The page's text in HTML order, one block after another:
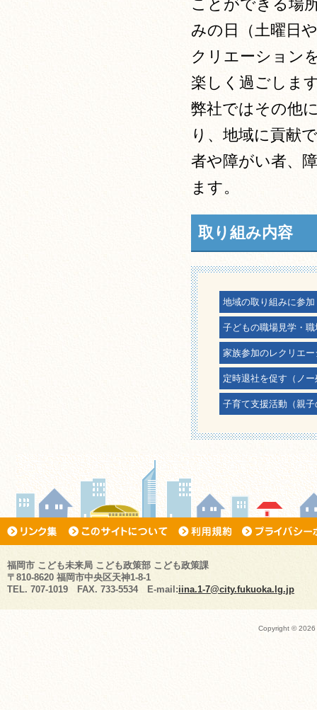
ことができる場
みの日（土曜日
クリエーション
楽しく過ごしま
弊社ではその他
り、地域に貢献
者や障がい者、
ます。
取り組み内容
地域の取り組みに参加
子どもの職場見学・職
家族参加のレクリエ
定時退社を促す（ノ
子育て支援活動（親
福岡市 こども未来局 こども政策部 こども政策課
〒810-8620 福岡市中央区天神1-8-1
TEL. 707-1019 FAX. 733-5534 E-mail:iina.1-7@city.fukuoka.lg.jp
Copyright ©2026